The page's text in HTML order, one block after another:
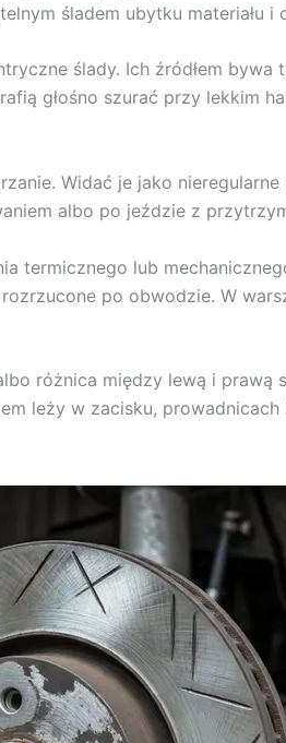
śladem ubytku materiału
ślady. Ich źródłem bywa
głośno szurać przy lekkim
Widać je jako
albo po jeździe z
termicznego lub
po obwodzie. W
różnica między lewą i prawą
leży w zacisku, prowadnicach